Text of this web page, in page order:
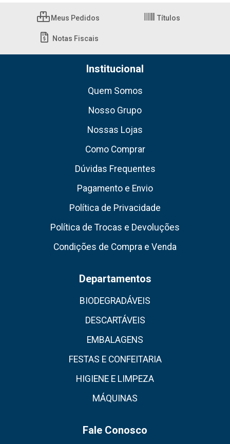
Meus Pedidos Títulos
Notas Fiscais
Institucional
Quem Somos
Nosso Grupo
Nossas Lojas
Como Comprar
Dúvidas Frequentes
Pagamento e Envio
Política de Privacidade
Política de Trocas e Devoluções
Condições de Compra e Venda
Departamentos
BIODEGRADÁVEIS
DESCARTÁVEIS
EMBALAGENS
FESTAS E CONFEITARIA
HIGIENE E LIMPEZA
MÁQUINAS
Fale Conosco